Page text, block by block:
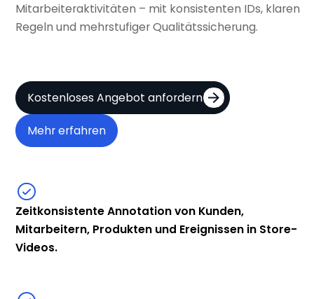
Mitarbeiteraktivitäten – mit konsistenten IDs, klaren
Regeln und mehrstufiger Qualitätssicherung.
Kostenloses Angebot anfordern
Mehr erfahren
Zeitkonsistente Annotation von Kunden,
Mitarbeitern, Produkten und Ereignissen in Store-
Videos.